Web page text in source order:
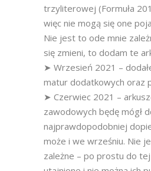
trzyliterowej (Formuła
więc nie mogą się one
Nie jest to ode mnie
się zmieni, to dodam te
➤ Wrzesień 2021 –
matur dodatkowych oraz
➤ Czerwiec 2021 –
zawodowych będę mógł
najprawdopodobniej
może i we wrześniu. Nie
zależne – po prostu do